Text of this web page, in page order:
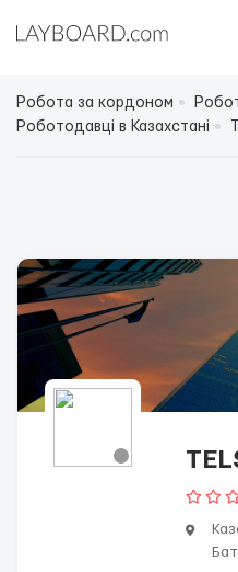
Робота за кордоном
Роботодавці в Казахстані